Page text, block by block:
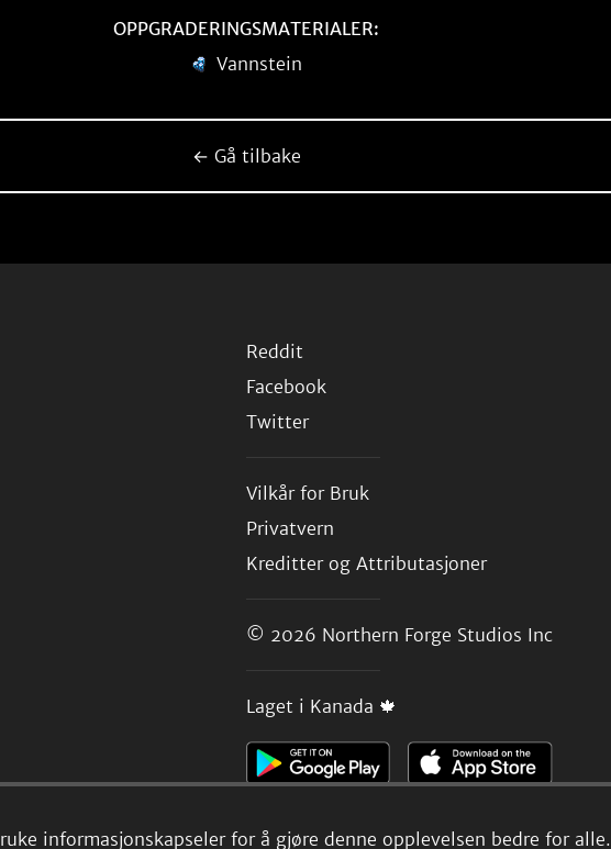
informasjonskapseler for å gjøre denne opplevelsen bedre for alle.
OPPGRADERINGSMATERIALER:
Vannstein
← Gå tilbake
Reddit
Facebook
Twitter
Vilkår for Bruk
Privatvern
Kreditter og Attributasjoner
© 2026 Northern Forge Studios Inc
Laget i Kanada 🍁